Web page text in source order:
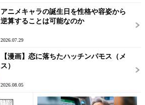
アニメキャラの誕生日を性格や容姿から
逆算することは可能なのか
2026.07.29
【漫画】恋に落ちたハッチンパモス（メ
ス）
2026.08.05